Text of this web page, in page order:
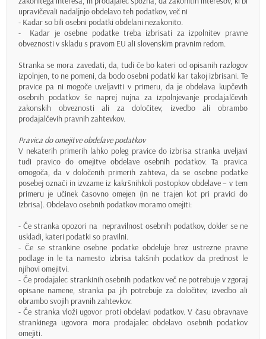
upravičevali nadaljnjo obdelavo teh podatkov, več ni
- Kadar so bili osebni podatki obdelani nezakonito.
- Kadar je osebne podatke treba izbrisati za izpolnitev pravne
obveznosti v skladu s pravom EU ali slovenskim pravnim redom.
Stranka se mora zavedati, da, tudi če bo kateri od opisanih razlogov
izpolnjen, to ne pomeni, da bodo osebni podatki kar takoj izbrisani. Te
pravice pa ni mogoče uveljaviti v primeru, da je obdelava kupčevih
osebnih podatkov še naprej nujna za izpolnjevanje prodajalčevih
zakonskih obveznosti ali za določitev, izvedbo ali obrambo
prodajalčevih pravnih zahtevkov.
Pravica do omejitve obdelave podatkov
V nekaterih primerih lahko poleg pravice do izbrisa stranka uveljavi
tudi pravico do omejitve obdelave osebnih podatkov. Ta pravica
omogoča, da v določenih primerih zahteva, da se osebne podatke
posebej označi in izvzame iz kakršnihkoli postopkov obdelave – v tem
primeru je učinek časovno omejen (in ne trajen kot pri pravici do
izbrisa). Obdelavo osebnih podatkov moramo omejiti:
- Če stranka opozori na nepravilnost osebnih podatkov, dokler se ne
uskladi, kateri podatki so pravilni.
- Če se strankine osebne podatke obdeluje brez ustrezne pravne
podlage in le ta namesto izbrisa takšnih podatkov da prednost le
njihovi omejitvi.
- Če prodajalec strankinih osebnih podatkov več ne potrebuje v zgoraj
opisane namene, stranka pa jih potrebuje za določitev, izvedbo ali
obrambo svojih pravnih zahtevkov.
- Če stranka vloži ugovor proti obdelavi podatkov. V času obravnave
strankinega ugovora mora prodajalec obdelavo osebnih podatkov
omejiti.